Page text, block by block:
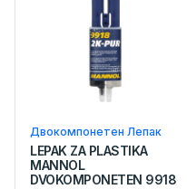
Двокомпонетен Лепак
LEPAK ZA PLASTIKA
MANNOL
DVOKOMPONETEN 9918